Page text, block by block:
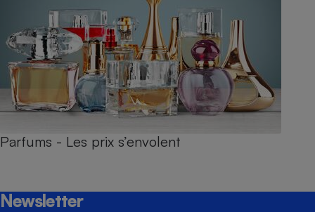
Parfums - Les prix s’envolent
Newsletter